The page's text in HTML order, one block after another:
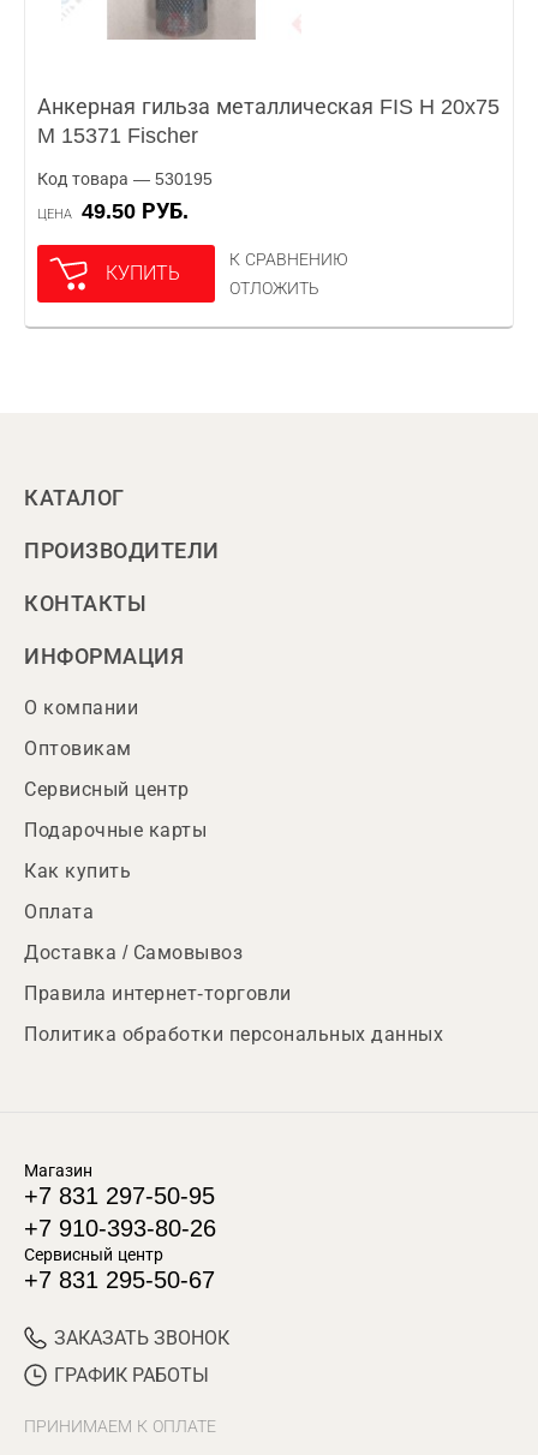
Анкерная гильза металлическая FIS H 20x75
M 15371 Fischer
Код товара — 530195
ЦЕНА 49.50 РУБ.
КУПИТЬ
К СРАВНЕНИЮ
ОТЛОЖИТЬ
КАТАЛОГ
ПРОИЗВОДИТЕЛИ
КОНТАКТЫ
ИНФОРМАЦИЯ
О компании
Оптовикам
Сервисный центр
Подарочные карты
Как купить
Оплата
Доставка / Самовывоз
Правила интернет-торговли
Политика обработки персональных данных
Магазин
+7 831 297-50-95
+7 910-393-80-26
Сервисный центр
+7 831 295-50-67
ЗАКАЗАТЬ ЗВОНОК
ГРАФИК РАБОТЫ
ПРИНИМАЕМ К ОПЛАТЕ